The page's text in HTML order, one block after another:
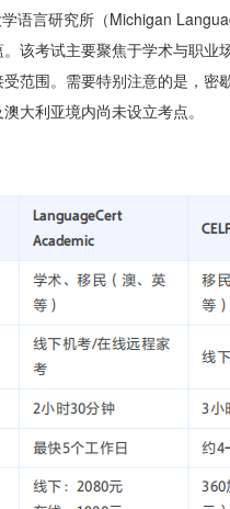
语言研究所（Michigan
该考试主要聚焦于学术与职
范围。需要特别注意的是，
大利亚境内尚未设立考点。